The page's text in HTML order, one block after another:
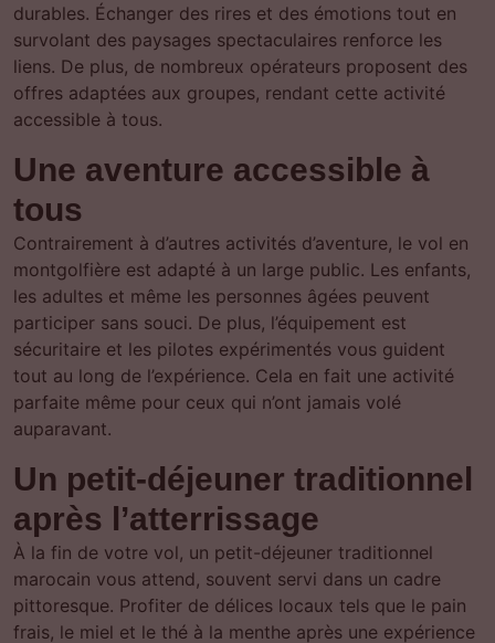
durables. Échanger des rires et des émotions tout en
survolant des paysages spectaculaires renforce les
liens. De plus, de nombreux opérateurs proposent des
offres adaptées aux groupes, rendant cette activité
accessible à tous.
Une aventure accessible à
tous
Contrairement à d’autres activités d’aventure, le vol en
montgolfière est adapté à un large public. Les enfants,
les adultes et même les personnes âgées peuvent
participer sans souci. De plus, l’équipement est
sécuritaire et les pilotes expérimentés vous guident
tout au long de l’expérience. Cela en fait une activité
parfaite même pour ceux qui n’ont jamais volé
auparavant.
Un petit-déjeuner traditionnel
après l’atterrissage
À la fin de votre vol, un petit-déjeuner traditionnel
marocain vous attend, souvent servi dans un cadre
pittoresque. Profiter de délices locaux tels que le pain
frais, le miel et le thé à la menthe après une expérience